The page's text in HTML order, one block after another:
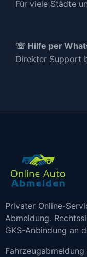
Für viele Städte
☏ Hilfe per
Direkter Support
Privater Online-
Abmeldung.
GKS-Anbindung an